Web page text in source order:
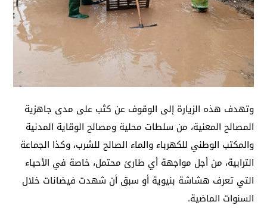
وتهدف هذه الزيارة إلى الوقوف عن كثب على مدى جاهزية
المصالح المعنية، من سلطات محلية ومصالح الوقاية المدنية
والمكتب الوطني للكهرباء والماء الصالح للشرب، وكذا الجماعة
الترابية، من أجل مواجهة أي طارئ محتمل، خاصة في الأحياء
التي تعرف هشاشة بنيوية أو سبق أن شهدت فيضانات خلال
السنوات الماضية.